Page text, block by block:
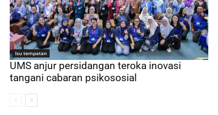
Isu tempatan
UMS anjur persidangan teroka inovasi
tangani cabaran psikososial